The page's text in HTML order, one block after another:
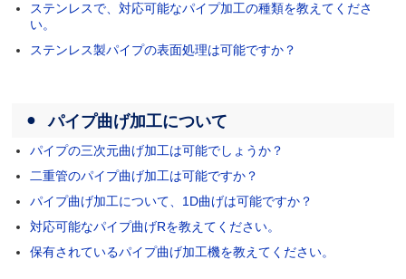
ステンレスで、対応可能なパイプ加工の種類を教えてくださ
い。
ステンレス製パイプの表面処理は可能ですか？
パイプ曲げ加工について
パイプの三次元曲げ加工は可能でしょうか？
二重管のパイプ曲げ加工は可能ですか？
パイプ曲げ加工について、1D曲げは可能ですか？
対応可能なパイプ曲げRを教えてください。
保有されているパイプ曲げ加工機を教えてください。